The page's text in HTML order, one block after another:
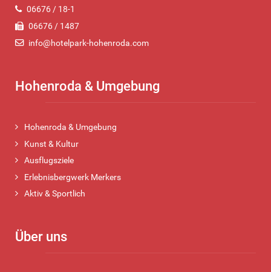
06676 / 18-1
06676 / 1487
info@hotelpark-hohenroda.com
Hohenroda & Umgebung
Hohenroda & Umgebung
Kunst & Kultur
Ausflugsziele
Erlebnisbergwerk Merkers
Aktiv & Sportlich
Über uns